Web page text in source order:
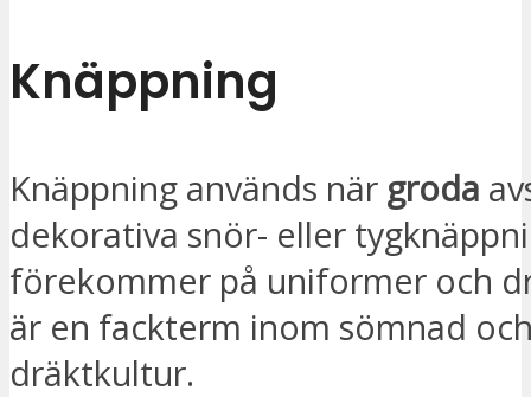
Knäppning
Knäppning används när groda
dekorativa snör- eller
förekommer på uniformer och
är en fackterm inom sömnad
dräktkultur.